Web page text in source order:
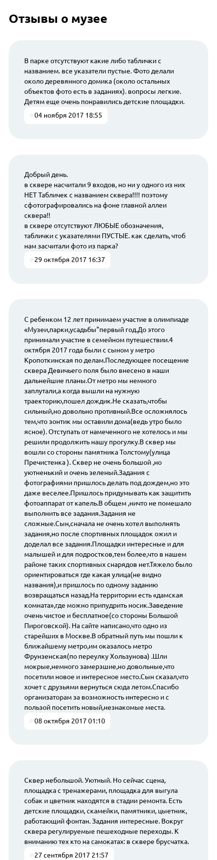
Отзывы о музее
В парке отсутствуют какие либо таблички с
названием. все указатели пустые. Фото делали
около деревянного домика (около остальных
объектов фото есть в заданиях). вопросы легкие.
Детям еще очень понравились детские площадки.
04 ноября 2017 18:55
Добрый день.
в сквере насчитали 9 входов, но ни у одного из них
НЕТ Табличек с названием сквера!!!! поэтому
сфотографировались на фоне главной аллеи
сквера!!
в сквере отсутствуют ЛЮБЫЕ обозначения,
таблички с указателями ПУСТЫЕ. как сделать, чтоб
нам засчитали фото из парка?
29 октября 2017 16:37
С ребенком 12 лет принимаем участие в олимпиаде
«Музеи,парки,усадьбы"первый год.До этого
принимали участие в семейном путешествии.4
октября 2017 года были с сыном у метро
Кропоткинская по делам.Последующее посещение
сквера Девичьего поля было внесено в наши
дальнейшие планы.От метро мы немного
заплутали,а когда вышли на нужную
траекторию,пошел дождик.Не сказать,чтобы
сильный,но довольно противный.Все осложнялось
тем,что зонтик мы оставили дома(ведь утро было
ясное). Отступать от намеченного не хотелось и мы
решили продолжить нашу прогулку.В сквер мы
вошли со стороны памятника Толстому(улица
Пречистенка ). Сквер не очень большой ,но
уютненький и очень зеленый.Задания с
фотографиями пришлось делать под дождем,но это
даже веселее.Пришлось придумывать как защитить
фотоаппарат от капель.В общем ,ничто не помешало
выполнить все задания.Задания не
сложные.Сын,сначала не очень хотел выполнять
задания,но после спортивных площадок ожил и
доделал все задания.Площадки интересные и для
малышей и для подростков,тем более,что в нашем
районе таких спортивных снарядов нет.Тяжело было
ориентироваться где какая улица(не видно
названия),и пришлось по одному заданию
возвращаться назад.На территории есть «дамская
комната»,где можно припудрить носик.Заведение
очень чистое и бесплатное(со стороны Большой
Пироговской). На сайте написано,что одно из
старейших в Москве.В обратный путь мы пошли к
ближайшему метро,им оказалось метро
Фрунзенская(по переулку Хользунова) .Шли
мокрые,немного замерзшие,но довольные,что
посетили новое и интересное место.Сын сказал,что
хочет с друзьями вернуться сюда летом.Спасибо
организаторам за возможность интересно и с
пользой посетить новый,незнакомые места.
08 октября 2017 01:10
Сквер небольшой. Уютный. Но сейчас сцена,
площадка с тренажерами, площадка для выгула
собак и цветник находятся в стадии ремонта. Есть
детские площадки, скамейки, памятники, цыетник,
работающий фонтан. Задания интересные. Вокруг
сквера регулируемые пешеходные переходы. К
вниманию тех кто на самокатах: в сквере брусчатка.
27 сентября 2017 21:57